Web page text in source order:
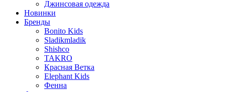
Джинсовая одежда
Новинки
Бренды
Bonito Kids
Sladikmladik
Shishco
TAKRO
Красная Ветка
Elephant Kids
Фенна